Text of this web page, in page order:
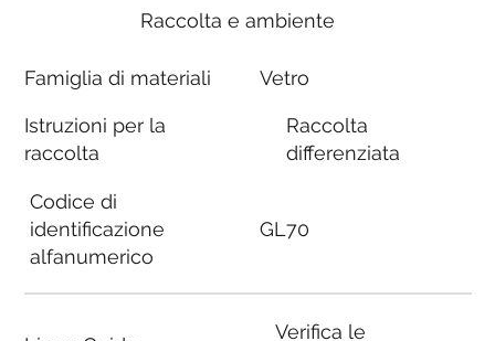
Raccolta e ambiente
Famiglia di materiali
Istruzioni per la
raccolta
Codice di
identificazione
alfanumerico
Vetro
Raccolta
differenziata
GL70
Verifica le